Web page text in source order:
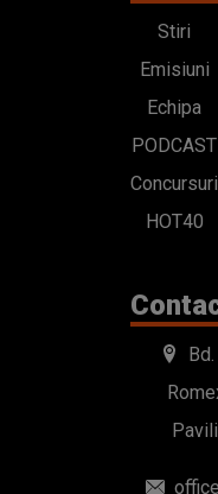
Stiri
Emisiuni
Echipa
PODCAST
Concursuri
HOT40